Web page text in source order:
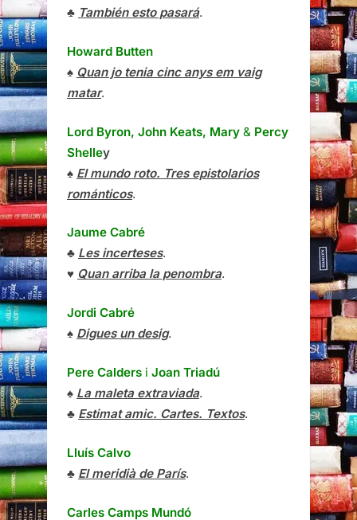
♣ También esto pasará.
Howard Butten
♠ Quan jo tenia cinc anys em vaig
matar.
Lord Byron, John Keats, Mary & Percy
Shelley
♠ El mundo roto. Tres epistolarios
románticos.
Jaume Cabré
♣ Les incerteses.
♥ Quan arriba la penombra.
Jordi Cabré
♠ Digues un desig.
Pere Calders i Joan Triadú
♠ La maleta extraviada.
♣ Estimat amic. Cartes. Textos.
Lluís Calvo
♣ El meridià de París.
Carles Camps Mundó